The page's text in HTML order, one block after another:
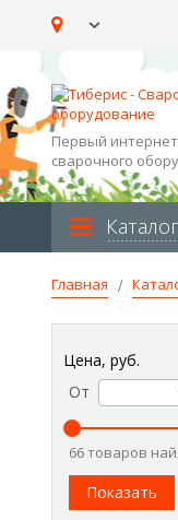
Первый
сварочного
Главная
Цена, руб.
От
66 товаров
Показать